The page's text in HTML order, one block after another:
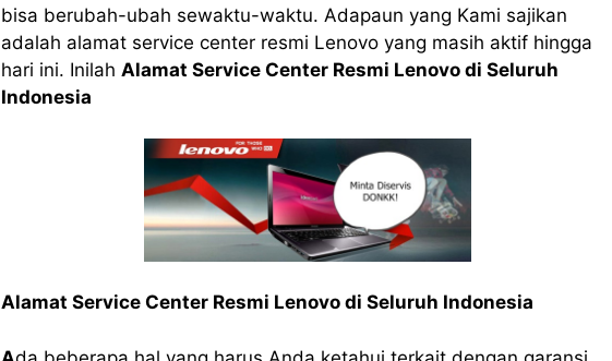
bisa berubah-ubah sewaktu-waktu. Adapaun yang Kami sajikan
adalah alamat service center resmi Lenovo yang masih aktif hingga
hari ini. Inilah Alamat Service Center Resmi Lenovo di Seluruh
Indonesia
Alamat Service Center Resmi Lenovo di Seluruh Indonesia